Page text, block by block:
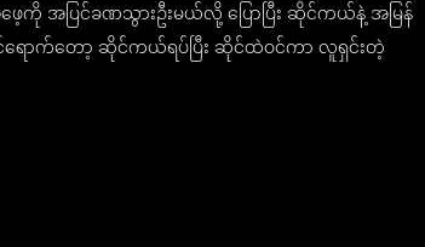
ေ့ကို အပြင်ခဏသွားဦးမယ်လို့ ပြောပြီး ဆိုင်ကယ်နဲ့ အမြန်
ာက်တော့ ဆိုင်ကယ်ရပ်ပြီး ဆိုင်ထဲဝင်ကာ လူရှင်းတဲ့